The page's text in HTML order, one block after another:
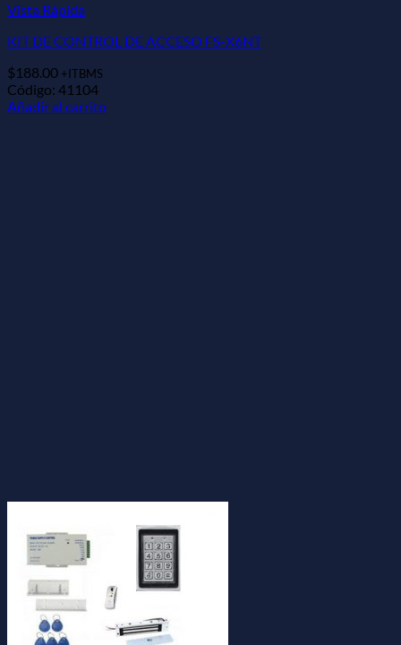
Vista Rápida
KIT DE CONTROL DE ACCESO FS-X6NT
$188.00 +ITBMS
Código: 41104
Añadir al carrito